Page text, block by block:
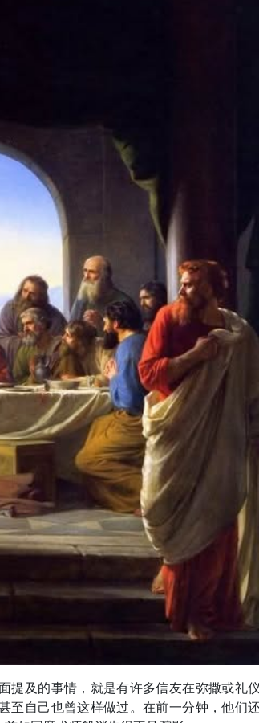
提及的事情，就是有许多信友在弥撒或礼
至自己也曾这样做过。在前一分钟，他们